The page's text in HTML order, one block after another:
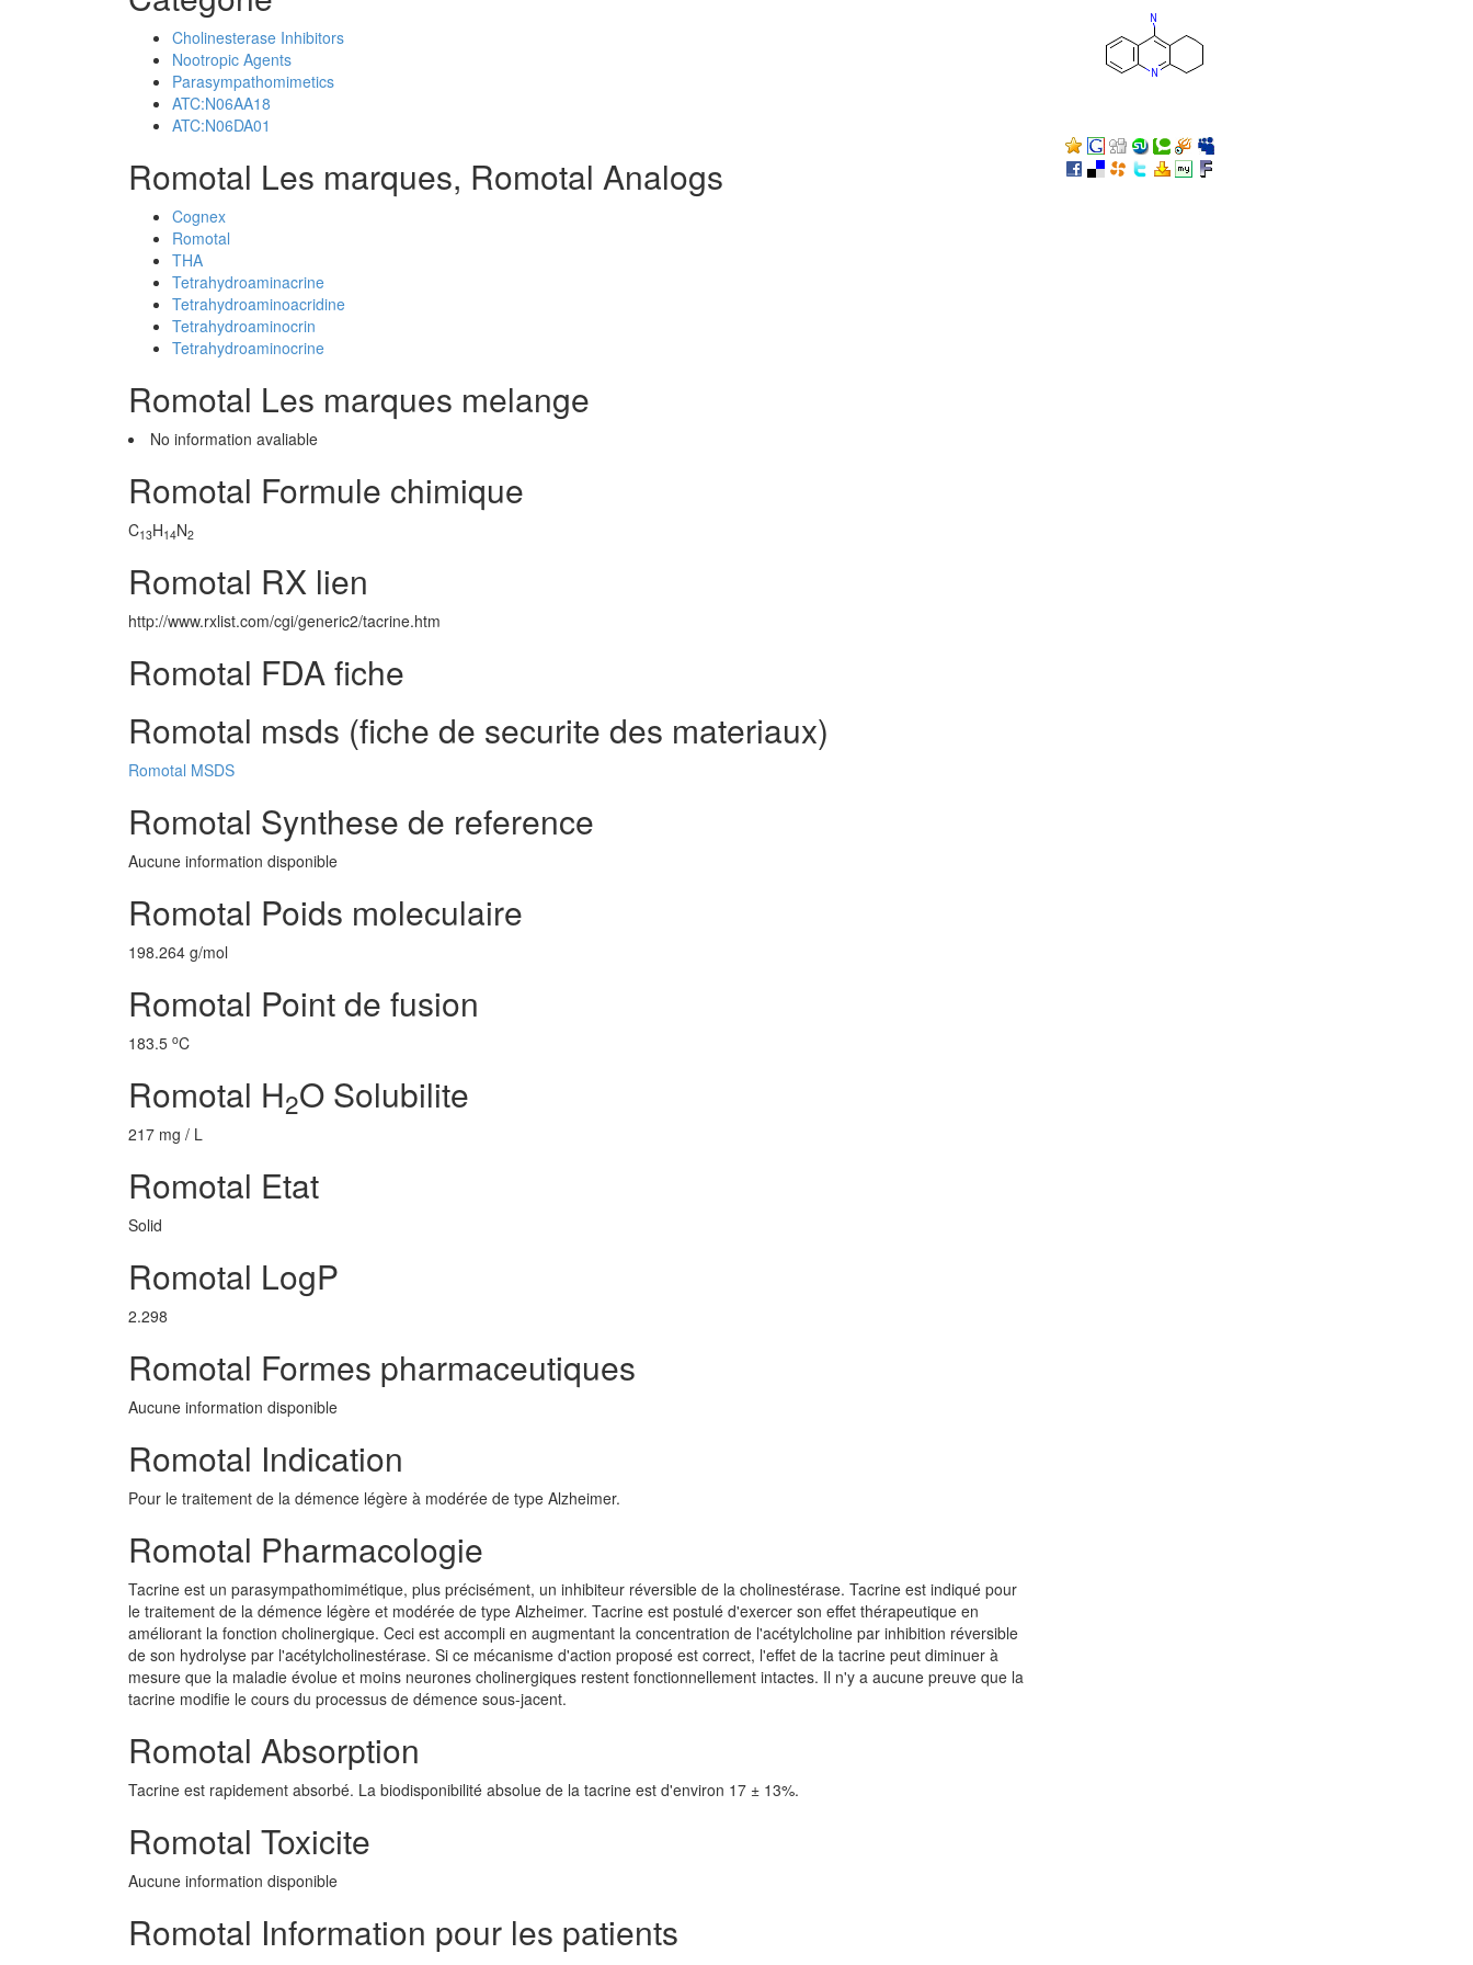
Cholinesterase Inhibitors
Nootropic Agents
Parasympathomimetics
ATC:N06AA18
ATC:N06DA01
Romotal Les marques, Romotal Analogs
Cognex
Romotal
THA
Tetrahydroaminacrine
Tetrahydroaminoacridine
Tetrahydroaminocrin
Tetrahydroaminocrine
Romotal Les marques melange
No information avaliable
Romotal Formule chimique
C13H14N2
Romotal RX lien
http://www.rxlist.com/cgi/generic2/tacrine.htm
Romotal FDA fiche
Romotal msds (fiche de securite des materiaux)
Romotal MSDS
Romotal Synthese de reference
Aucune information disponible
Romotal Poids moleculaire
198.264 g/mol
Romotal Point de fusion
183.5 oC
Romotal H2O Solubilite
217 mg / L
Romotal Etat
Solid
Romotal LogP
2.298
Romotal Formes pharmaceutiques
Aucune information disponible
Romotal Indication
Pour le traitement de la démence légère à modérée de type Alzheimer.
Romotal Pharmacologie
Tacrine est un parasympathomimétique, plus précisément, un inhibiteur réversible de la cholinestérase. Tacrine est indiqué pour
le traitement de la démence légère et modérée de type Alzheimer. Tacrine est postulé d'exercer son effet thérapeutique en
améliorant la fonction cholinergique. Ceci est accompli en augmentant la concentration de l'acétylcholine par inhibition réversible
de son hydrolyse par l'acétylcholinestérase. Si ce mécanisme d'action proposé est correct, l'effet de la tacrine peut diminuer à
mesure que la maladie évolue et moins neurones cholinergiques restent fonctionnellement intactes. Il n'y a aucune preuve que la
tacrine modifie le cours du processus de démence sous-jacent.
Romotal Absorption
Tacrine est rapidement absorbé. La biodisponibilité absolue de la tacrine est d'environ 17 ± 13%.
Romotal Toxicite
Aucune information disponible
Romotal Information pour les patients